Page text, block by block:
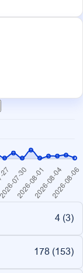
4 (3)
178 (153)